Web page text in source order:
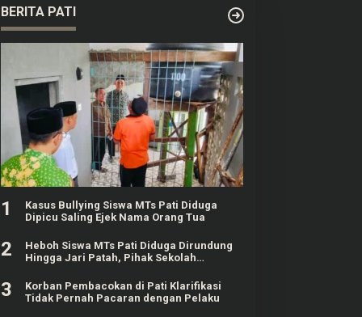
BERITA PATI
1
Kasus Bullying Siswa MTs Pati Diduga
Dipicu Saling Ejek Nama Orang Tua
2
Heboh Siswa MTs Pati Diduga Dirundung
Hingga Jari Patah, Pihak Sekolah
3
Korban Pembacokan di Pati Klarifikasi
Tidak Pernah Pacaran dengan Pelaku